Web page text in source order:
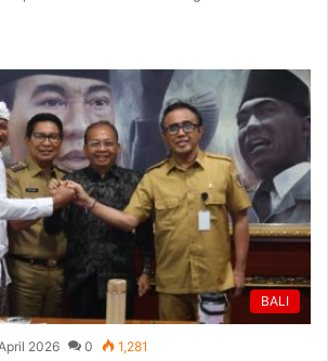
BALI
2026 0 1,281